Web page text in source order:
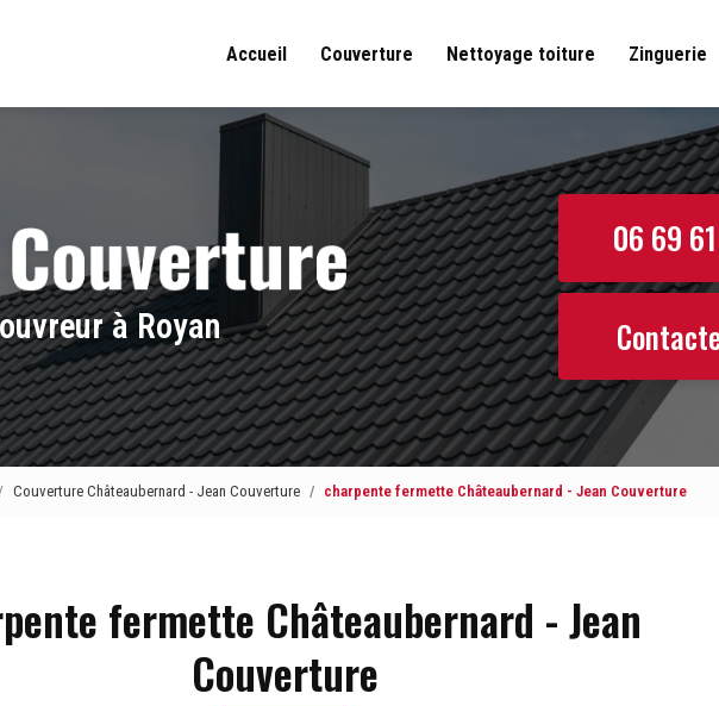
Accueil
Couverture Nettoyage toiture Zinguerie
à Royan
06 69
Couverture Châteaubernard - Jean Couverture charpente fermette Châteaubernard - Jean Couverture
fermette Châteaubernard - Jean
Couverture